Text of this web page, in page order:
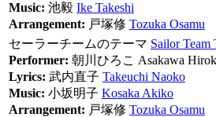
Music: 池毅 Ike Takeshi
Arrangement: 戸塚修 Tozuka Osamu
セーラーチームのテーマ Sailor Team
Performer: 朝川ひろこ Asakawa
Lyrics: 武内直子 Takeuchi Naoko
Music: 小坂明子 Kosaka Akiko
Arrangement: 戸塚修 Tozuka Osamu